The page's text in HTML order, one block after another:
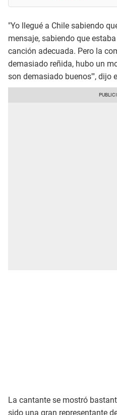
"Yo llegué a Chile sabiendo
mensaje, sabiendo que
canción adecuada. Pero la
demasiado reñida, hubo un
son demasiado buenos'", dijo
La cantante se mostró
sido una gran representante